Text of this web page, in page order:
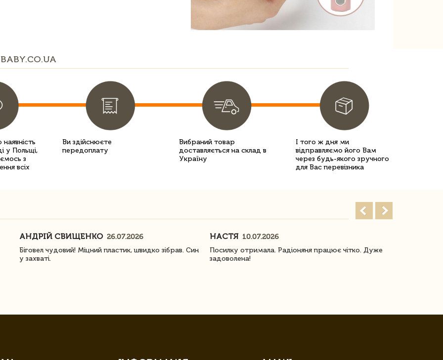
у Польщі,
з
всіх
Ви здійснюєте
передоплату
Вибраний товар
доставляється на склад в
Україну
І того ж дня ми
відправляємо його Вам
через будь-якого зручного
для Вас перевізника
АНДРІЙ СВИЩЕНКО 26.07.2026
Біговел чудовий! Міцний пластик, швидко зібрав. Син
у захваті.
НАСТЯ 10.07.2026
Посилку отримала. Радіоняня працює чітко. Дуже
задоволена!